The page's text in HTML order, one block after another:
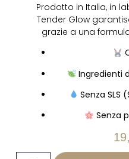
Prodotto in Italia, in
Tender Glow
grazie a una
Ingredienti
Senza SLS
Senza